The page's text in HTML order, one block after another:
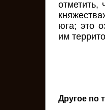
отметить,
юга; это
им
Другое по